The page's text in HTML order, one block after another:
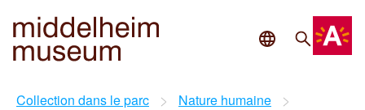
Langue
Collection dans le parc
Nature humaine